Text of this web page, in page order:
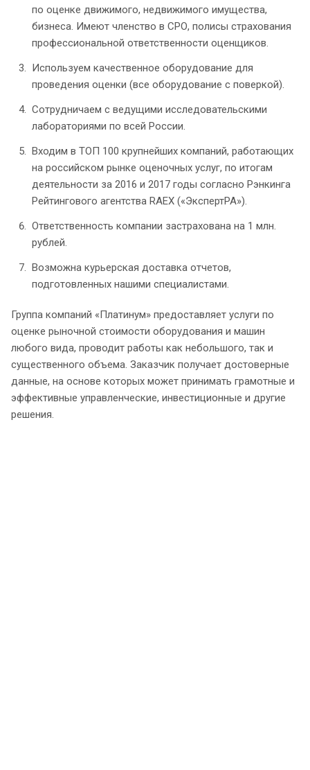
по оценке движимого, недвижимого имущества,
бизнеса. Имеют членство в СРО, полисы страхования
профессиональной ответственности оценщиков.
Используем качественное оборудование для
проведения оценки (все оборудование с поверкой).
Сотрудничаем с ведущими исследовательскими
лабораториями по всей России.
Входим в ТОП 100 крупнейших компаний, работающих
на российском рынке оценочных услуг, по итогам
деятельности за 2016 и 2017 годы согласно Рэнкинга
Рейтингового агентства RAEX («ЭкспертРА»).
Ответственность компании застрахована на 1 млн.
рублей.
Возможна курьерская доставка отчетов,
подготовленных нашими специалистами.
Группа компаний «Платинум» предоставляет услуги по
оценке рыночной стоимости оборудования и машин
любого вида, проводит работы как небольшого, так и
существенного объема. Заказчик получает достоверные
данные, на основе которых может принимать грамотные и
эффективные управленческие, инвестиционные и другие
решения.